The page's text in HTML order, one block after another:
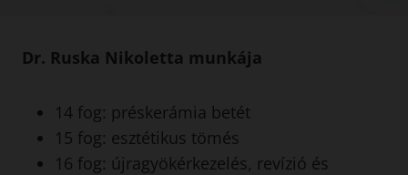
Dr. Ruska Nikoletta munkája
14 fog: préskerámia betét
15 fog: esztétikus tömés
16 fog: újragyökérkezelés, revízió és